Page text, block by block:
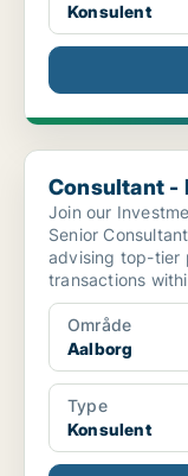
Konsulent
Consultant -
Consultant -
Join our
Senior
advising top-tier
transactions
Område
Aalborg
Type
Konsulent